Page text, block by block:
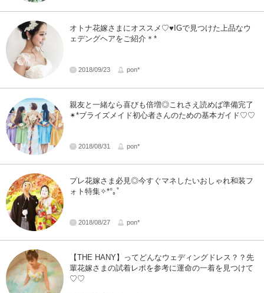
オトナ花嫁さまにオススメ♡♥IGで見つけた上品なウ
ェデングヘアをご紹介＊*
2018/09/23 pon*
親友と一緒なら喜びも倍増◎これさえ読めば準備完了
✴︎*ブライズメイド初心者さんのための基本ガイド♡♡
2018/08/31 pon*
プレ花嫁さま必見◎今すぐマネしたいおしゃれ和装フ
ォト特集✧*°｡˚
2018/08/27 pon*
【THE HANY】ってどんなウェディングドレス？？先
輩花嫁さまの試着レポを参考に運命の一着を見つけて
♡♡